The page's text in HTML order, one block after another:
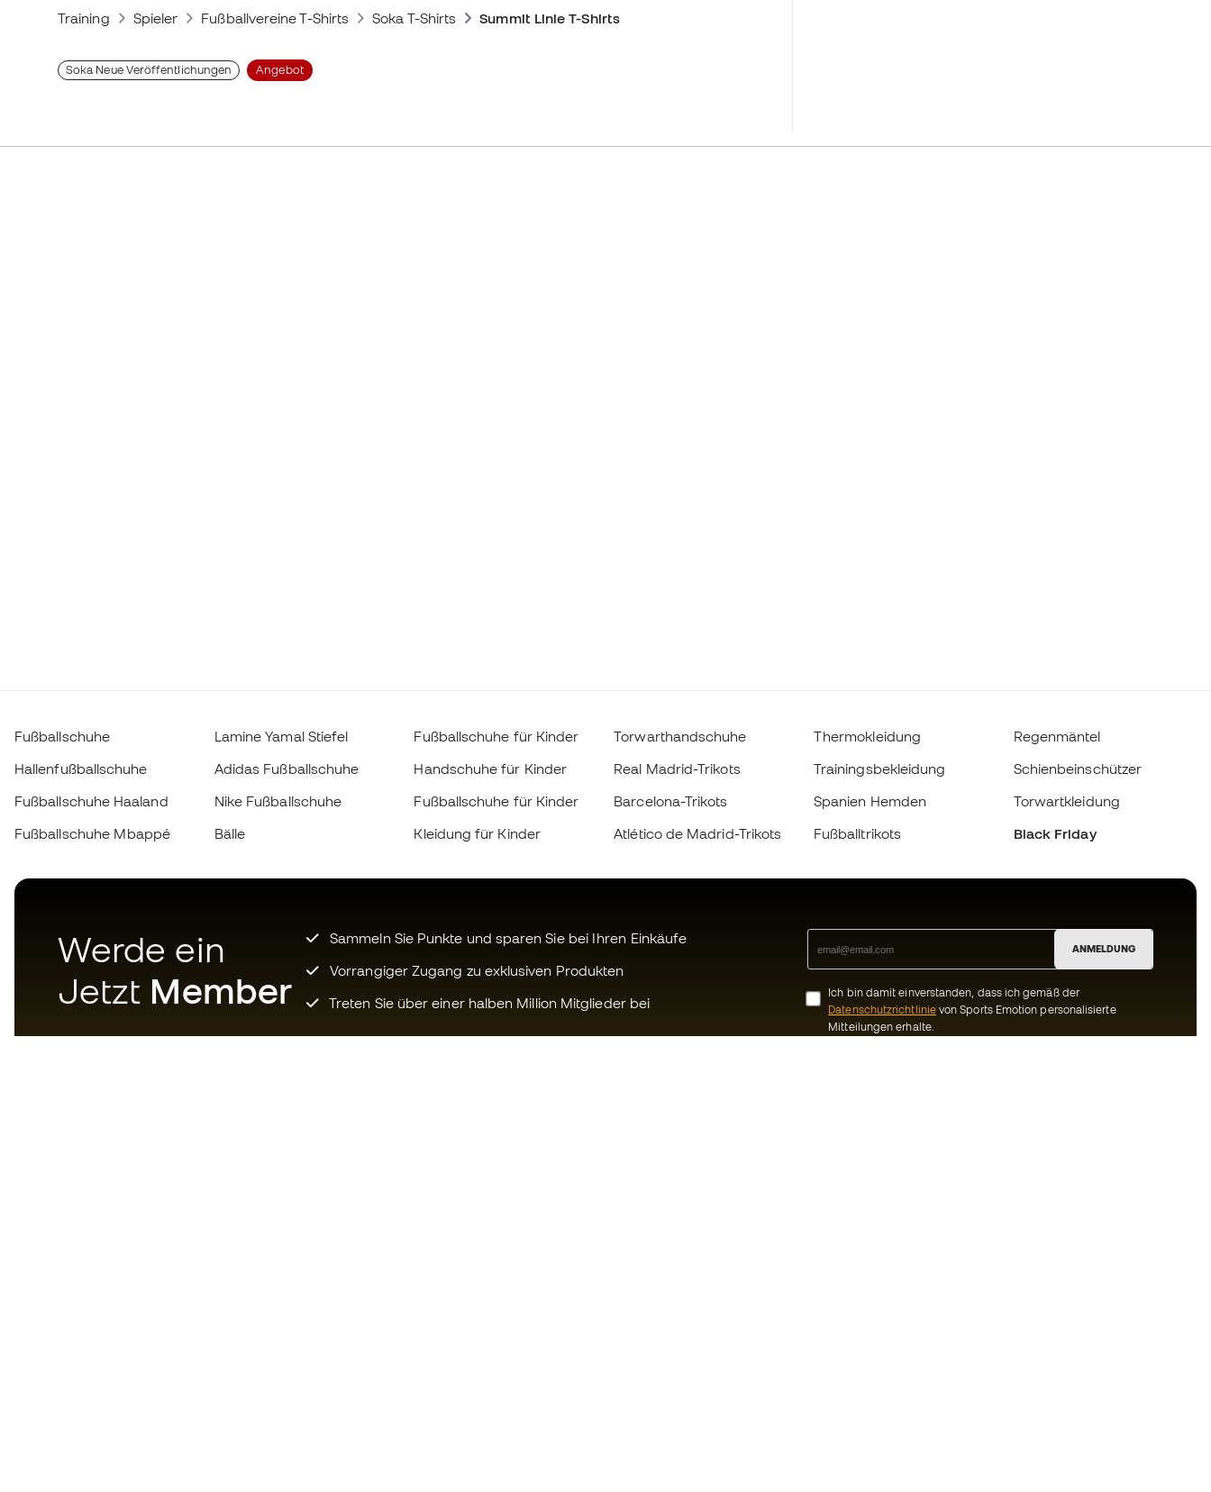
Training Spieler Fußballvereine T-Shirts Soka T-Shirts Summit Linie T-Shirts
Soka Neue Veröffentlichungen Angebot
Fußballschuhe
Hallenfußballschuhe
Fußballschuhe Haaland
Fußballschuhe Mbappé
Lamine Yamal Stiefel
Adidas Fußballschuhe
Nike Fußballschuhe
Bälle
Fußballschuhe für Kinder
Handschuhe für Kinder
Fußballschuhe für Kinder
Kleidung für Kinder
Torwarthandschuhe
Real Madrid-Trikots
Barcelona-Trikots
Atlético de Madrid-Trikots
Thermokleidung
Trainingsbekleidung
Spanien Hemden
Fußballtrikots
Regenmäntel
Schienbeinschützer
Torwartkleidung
Black Friday
Werde ein
Jetzt Member
Sammeln Sie Punkte und sparen Sie bei Ihren Einkäufe
Vorrangiger Zugang zu exklusiven Produkten
Treten Sie über einer halben Million Mitglieder bei
ANMELDUNG
Ich bin damit einverstanden, dass ich gemäß der
Datenschutzrichtlinievon Sports Emotion personalisierte
Mitteilungen erhalte.